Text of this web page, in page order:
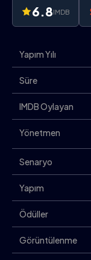
6.8IMDB
Yapım Yılı
Süre
IMDB Oylayan
Yönetmen
Senaryo
Yapım
Ödüller
Görüntülenme